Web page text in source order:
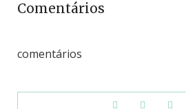
Comentários
comentários